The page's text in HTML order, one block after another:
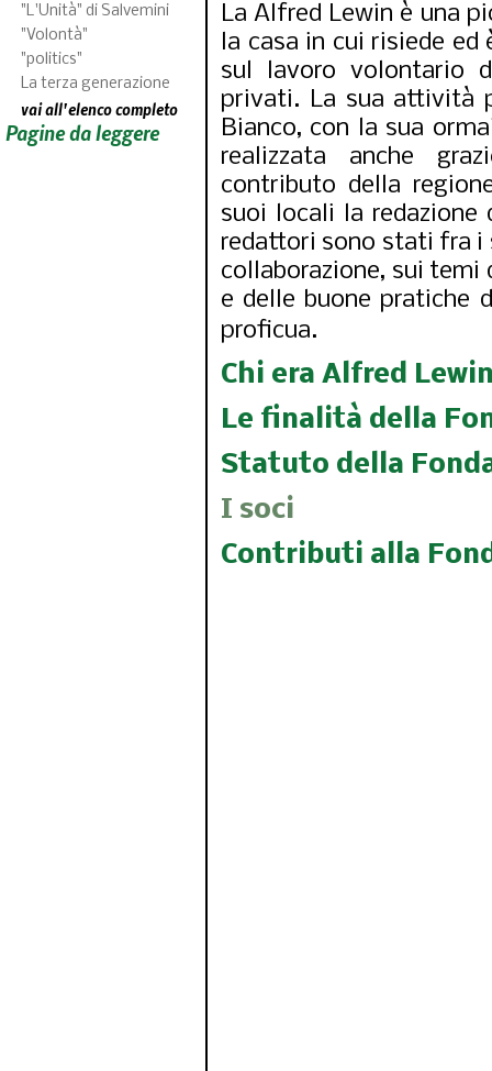
"L'Unità" di Salvemini
"Volontà"
"politics"
La terza generazione
vai all'elenco completo
Pagine da leggere
La Alfred Lewin è una
la casa in cui risiede
sul lavoro volontario
privati. La sua attività
Bianco, con la sua
realizzata anche
contributo della
suoi locali la
redattori sono stati fra i
collaborazione, sui
e delle buone pratiche
proficua.
Chi era Alfred
Le finalità della
Statuto della
I soci
Contributi alla